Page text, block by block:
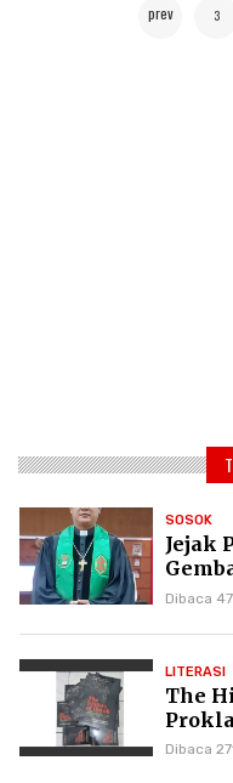
prev 3
SOSOK
Jejak
Dibaca
LITERASI
The
Dibaca